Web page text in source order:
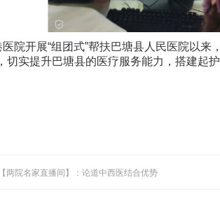
院开展“组团式”帮扶巴塘县人民医院以
切实提升巴塘县的医疗服务能力，搭建起
两院名家直播间】：论道中西医结合优势